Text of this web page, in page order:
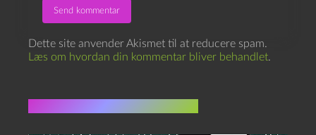
Dette site anvender Akismet til at reducere spam.
Læs om hvordan din kommentar bliver behandlet.